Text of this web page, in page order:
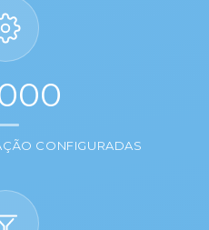
CONFIGURADAS